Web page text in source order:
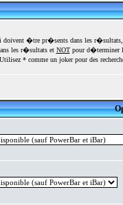
doivent �tre pr�sents dans les
les r�sultats et NOTpour d�terminer
* comme un joker pour des